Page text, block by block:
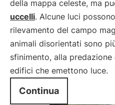
della mappa celeste, ma
uccelli. Alcune luci
rilevamento del campo
animali disorientati sono
sfinimento, alla
edifici che emettono luce.
Continua